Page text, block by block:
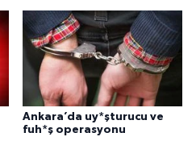
Ankara’da uy*şturucu ve
fuh*ş operasyonu